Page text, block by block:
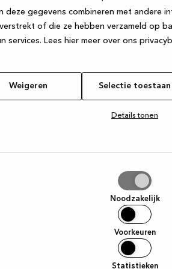
deze gegevens combineren met andere
of die ze hebben verzameld op
services. Lees hier meer over ons
Weigeren Selectie toestaan
Details tonen
Noodzakelijk
Voorkeuren
Statistieken
has occurred while loading